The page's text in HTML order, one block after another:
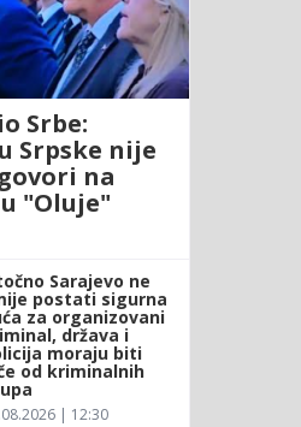
Srbe:
Srpske nije
na
"Oluje"
Sarajevo ne
postati sigurna
za organizovani
država i
moraju biti
od kriminalnih
| 12:30